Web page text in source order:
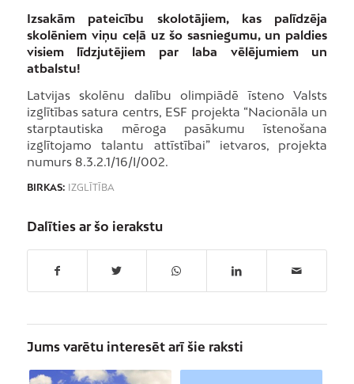
Izsakām pateicību skolotājiem, kas palīdzēja
skolēniem viņu ceļā uz šo sasniegumu, un paldies
visiem līdzjutējiem par laba vēlējumiem un
atbalstu!
Latvijas skolēnu dalību olimpiādē īsteno Valsts
izglītības satura centrs, ESF projekta “Nacionāla un
starptautiska mēroga pasākumu īstenošana
izglītojamo talantu attīstībai” ietvaros, projekta
numurs 8.3.2.1/16/I/002.
BIRKAS: IZGLĪTĪBA
Dalīties ar šo ierakstu
Jums varētu interesēt arī šie raksti